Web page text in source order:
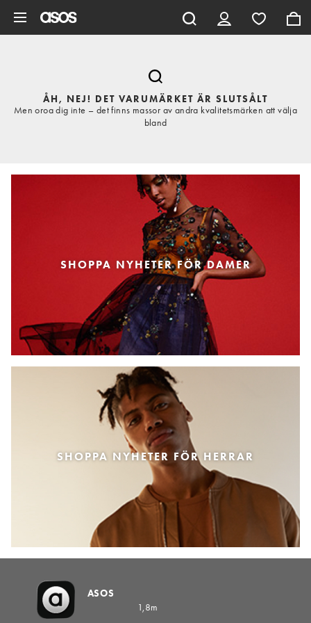
ÅH, NEJ! DET VARUMÄRKET ÄR SLUTSÅLT
Men oroa dig inte – det finns massor av andra kvalitetsmärken att välja
bland
SHOPPA NYHETER FÖR DAMER
SHOPPA NYHETER FÖR HERRAR
ASOS
1,8m